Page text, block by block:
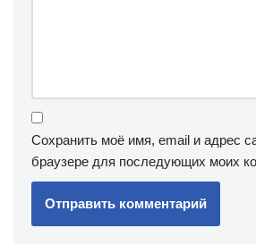
Сохранить моё имя, email и адрес
браузере для последующих моих